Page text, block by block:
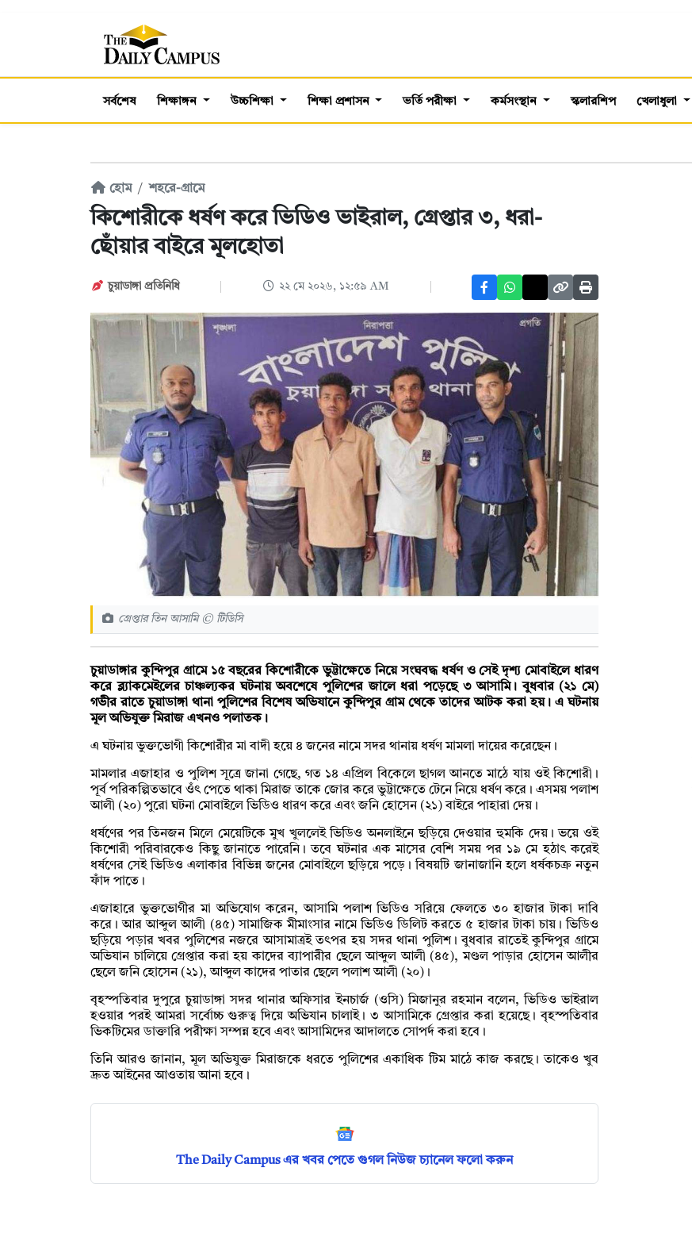
সর্বশেষ শিক্ষাঙ্গন উচ্চশিক্ষা শিক্ষা প্রশাসন ভর্তি পরীক্ষা কর্মসংস্থান স্কলারশিপ খেলাধুলা
হোম শহরে-গ্রামে
কিশোরীকে ধর্ষণ করে ভিডিও ভাইরাল, গ্রেপ্তার ৩, ধরা-
ছোঁয়ার বাইরে মূলহোতা
চুয়াডাঙ্গা প্রতিনিধি ২২ মে ২০২৬, ১২:৫৯ AM
গ্রেপ্তার তিন আসামি © টিডিসি
চুয়াডাঙ্গার কুন্দিপুর গ্রামে ১৫ বছরের কিশোরীকে ভুট্টাক্ষেতে নিয়ে সংঘবদ্ধ ধর্ষণ ও সেই দৃশ্য মোবাইলে ধারণ
করে ব্ল্যাকমেইলের চাঞ্চল্যকর ঘটনায় অবশেষে পুলিশের জালে ধরা পড়েছে ৩ আসামি। বুধবার (২১ মে)
গভীর রাতে চুয়াডাঙ্গা থানা পুলিশের বিশেষ অভিযানে কুন্দিপুর গ্রাম থেকে তাদের আটক করা হয়। এ ঘটনায়
মূল অভিযুক্ত মিরাজ এখনও পলাতক।
এ ঘটনায় ভুক্তভোগী কিশোরীর মা বাদী হয়ে ৪ জনের নামে সদর থানায় ধর্ষণ মামলা দায়ের করেছেন।
মামলার এজাহার ও পুলিশ সূত্রে জানা গেছে, গত ১৪ এপ্রিল বিকেলে ছাগল আনতে মাঠে যায় ওই কিশোরী।
পূর্ব পরিকল্পিতভাবে ওঁৎ পেতে থাকা মিরাজ তাকে জোর করে ভুট্টাক্ষেতে টেনে নিয়ে ধর্ষণ করে। এসময় পলাশ
আলী (২০) পুরো ঘটনা মোবাইলে ভিডিও ধারণ করে এবং জনি হোসেন (২১) বাইরে পাহারা দেয়।
ধর্ষণের পর তিনজন মিলে মেয়েটিকে মুখ খুললেই ভিডিও অনলাইনে ছড়িয়ে দেওয়ার হুমকি দেয়। ভয়ে ওই
কিশোরী পরিবারকেও কিছু জানাতে পারেনি। তবে ঘটনার এক মাসের বেশি সময় পর ১৯ মে হঠাৎ করেই
ধর্ষণের সেই ভিডিও এলাকার বিভিন্ন জনের মোবাইলে ছড়িয়ে পড়ে। বিষয়টি জানাজানি হলে ধর্ষকচক্র নতুন
ফাঁদ পাতে।
এজাহারে ভুক্তভোগীর মা অভিযোগ করেন, আসামি পলাশ ভিডিও সরিয়ে ফেলতে ৩০ হাজার টাকা দাবি
করে। আর আব্দুল আলী (৪৫) সামাজিক মীমাংসার নামে ভিডিও ডিলিট করতে ৫ হাজার টাকা চায়। ভিডিও
ছড়িয়ে পড়ার খবর পুলিশের নজরে আসামাত্রই তৎপর হয় সদর থানা পুলিশ। বুধবার রাতেই কুন্দিপুর গ্রামে
অভিযান চালিয়ে গ্রেপ্তার করা হয় কাদের ব্যাপারীর ছেলে আব্দুল আলী (৪৫), মণ্ডল পাড়ার হোসেন আলীর
ছেলে জনি হোসেন (২১), আব্দুল কাদের পাতার ছেলে পলাশ আলী (২০)।
বৃহস্পতিবার দুপুরে চুয়াডাঙ্গা সদর থানার অফিসার ইনচার্জ (ওসি) মিজানুর রহমান বলেন, ভিডিও ভাইরাল
হওয়ার পরই আমরা সর্বোচ্চ গুরুত্ব দিয়ে অভিযান চালাই। ৩ আসামিকে গ্রেপ্তার করা হয়েছে। বৃহস্পতিবার
ভিকটিমের ডাক্তারি পরীক্ষা সম্পন্ন হবে এবং আসামিদের আদালতে সোপর্দ করা হবে।
তিনি আরও জানান, মূল অভিযুক্ত মিরাজকে ধরতে পুলিশের একাধিক টিম মাঠে কাজ করছে। তাকেও খুব
দ্রুত আইনের আওতায় আনা হবে।
The Daily Campus এর খবর পেতে গুগল নিউজ চ্যানেল ফলো করুন